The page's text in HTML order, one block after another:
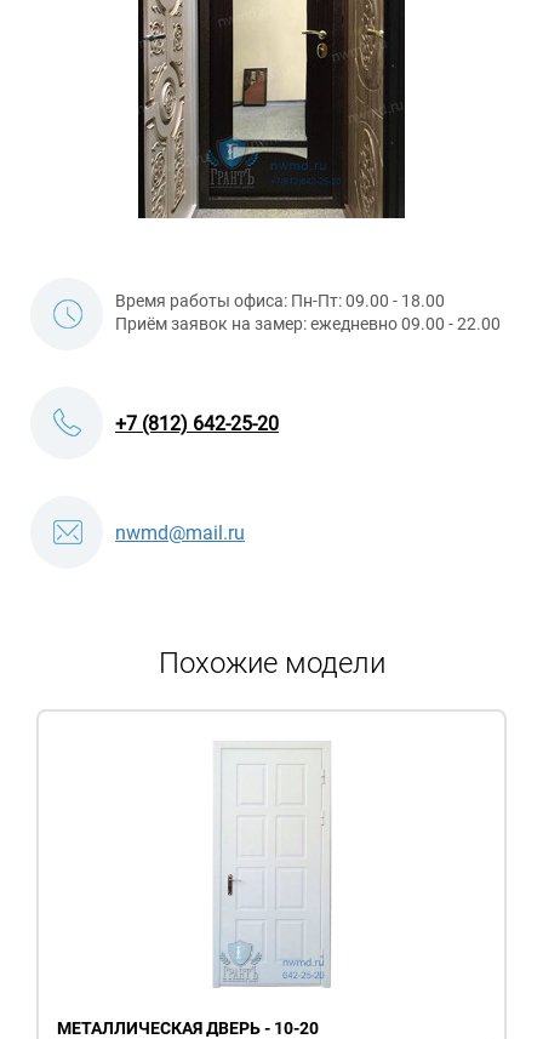
Время работы офиса: Пн-Пт: 09.00 - 18.00
Приём заявок на замер: ежедневно 09.00 - 22.00
+7 (812) 642-25-20
nwmd@mail.ru
Похожие модели
МЕТАЛЛИЧЕСКАЯ ДВЕРЬ - 10-20